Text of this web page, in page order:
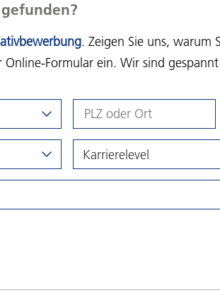
. Zeigen Sie uns, warum
Formular ein. Wir sind
Karrierelevel